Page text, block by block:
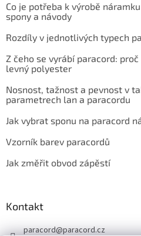
Co je potřeba k výrobě
spony a návody
Rozdíly v jednotlivých typech
Z čeho se vyrábí paracord:
levný polyester
Nosnost, tažnost a pevnost v
parametrech lan a paracordu
Jak vybrat sponu na paracord
Vzorník barev paracordů
Jak změřit obvod zápěstí
Kontakt
paracord@paracord.cz